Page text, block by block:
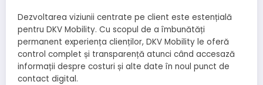
Dezvoltarea viziunii centrate pe client este estențială
pentru DKV Mobility. Cu scopul de a îmbunătăți
permanent experiența clienților, DKV Mobility le oferă
control complet și transparență atunci când accesază
informații despre costuri și alte date în noul punct de
contact digital.